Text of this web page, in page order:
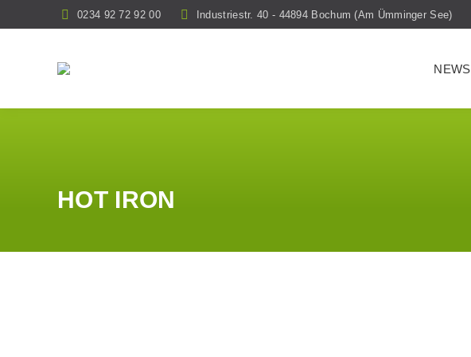
0234 92 72 92 00 Industriestr. 40 - 44894 Bochum (Am Ümminger See)
NEWS
HOT IRON